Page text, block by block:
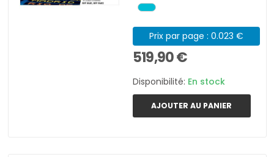
Prix par page : 0.023 €
519,90 €
Disponibilité: En stock
AJOUTER AU PANIER